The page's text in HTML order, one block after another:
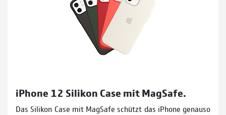
iPhone 12 Silikon Case mit MagSafe.
Das Silikon Case mit MagSafe schützt das iPhone genauso